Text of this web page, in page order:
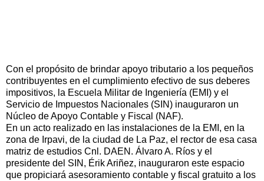
Con el propósito de brindar apoyo tributario a los pequeños
contribuyentes en el cumplimiento efectivo de sus deberes
impositivos, la Escuela Militar de Ingeniería (EMI) y el
Servicio de Impuestos Nacionales (SIN) inauguraron un
Núcleo de Apoyo Contable y Fiscal (NAF).
En un acto realizado en las instalaciones de la EMI, en la
zona de Irpavi, de la ciudad de La Paz, el rector de esa casa
matriz de estudios Cnl. DAEN. Álvaro A. Ríos y el
presidente del SIN, Érik Ariñez, inauguraron este espacio
que propiciará asesoramiento contable y fiscal gratuito a los